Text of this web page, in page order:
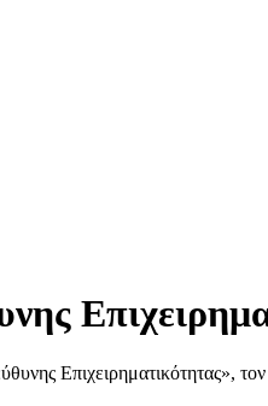
Επιχειρηματικότητας», τον